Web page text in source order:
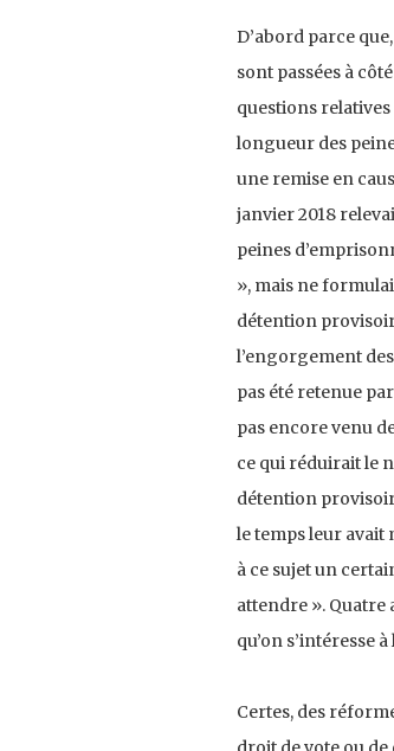
D’abord parce
sont passées à
questions
longueur des
une remise en
janvier 2018
peines
», mais ne
détention
l’engorgement
pas été retenue
pas encore venu
ce qui réduirait le
détention
le temps leur avait
à ce sujet un
attendre ». Quatre
qu’on s’intéresse
Certes, des